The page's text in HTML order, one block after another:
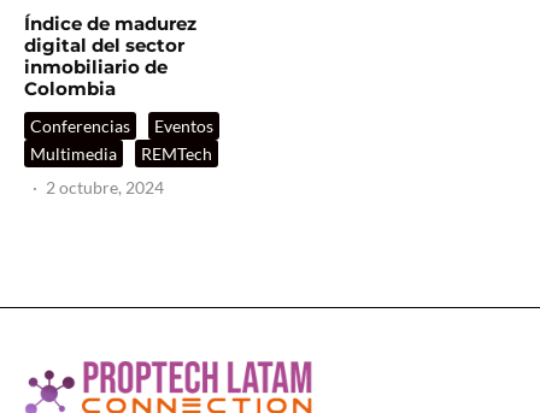
Índice de madurez
digital del sector
inmobiliario de
Colombia
Conferencias
Eventos
Multimedia
REMTech
· 2 octubre, 2024